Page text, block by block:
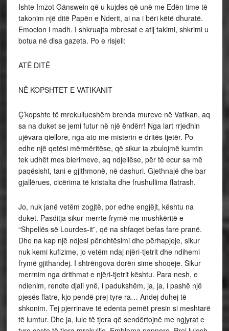
Ishte Imzot Gänswein që u kujdes që unë me Edën time të
takonim një ditë Papën e Nderit, ai na i bëri këtë dhuratë.
Emocion i madh. I shkruajta mbresat e atij takimi, shkrimi u
botua në disa gazeta. Po e risjell:
ATË DITË
NË KOPSHTET E VATIKANIT
Ç’kopshte të mrekullueshëm brenda mureve në Vatikan, aq
sa na duket se jemi futur në një ëndërr! Nga lart rrjedhin
ujëvara qiellore, nga ato me misterin e dritës tjetër. Po
edhe një qetësi mërmëritëse, që sikur ia zbulojmë kumtin
tek udhët mes blerimeve, aq ndjellëse, për të ecur sa më
paqësisht, tani e gjithmonë, në dashuri. Gjethnajë dhe bar
gjallërues, cicërima të kristalta dhe frushullima flatrash.
Jo, nuk janë vetëm zogjtë, por edhe engjëjt, kështu na
duket. Pasditja sikur merrte frymë me mushkëritë e
“Shpellës së Lourdes-it”, që na shfaqet befas fare pranë.
Dhe na kap një ndjesi përlehtësimi dhe përhapjeje, sikur
nuk kemi kufizime, jo vetëm ndaj njëri-tjetrit dhe ndihemi
frymë gjithandej. I shtrëngova dorën sime shoqeje. Sikur
merrnim nga drithmat e njëri-tjetrit kështu. Para nesh, e
ndienim, rendte djali ynë, i padukshëm, ja, ja, i pashë një
pjesës flatre, kjo pendë prej tyre ra… Andej duhej të
shkonim. Tej pjerrinave të edenta pemët presin si meshtarë
të lumtur. Dhe ja, lule të tjera që sendërtojnë me ngjyrat e